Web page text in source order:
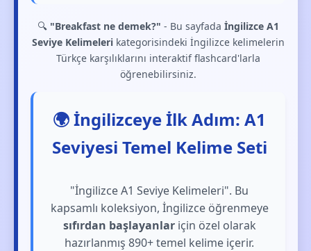
🔍 "Breakfast ne demek?" - Bu sayfada İngilizce A1
Seviye Kelimelerikategorisindeki İngilizce kelimelerin
Türkçe karşılıklarını interaktif flashcard'larla
öğrenebilirsiniz.
🌍 İngilizceye İlk Adım: A1
Seviyesi Temel Kelime Seti
"İngilizce A1 Seviye Kelimeleri". Bu
kapsamlı koleksiyon, İngilizce öğrenmeye
sıfırdan başlayanlariçin özel olarak
hazırlanmış 890+ temel kelime içerir.